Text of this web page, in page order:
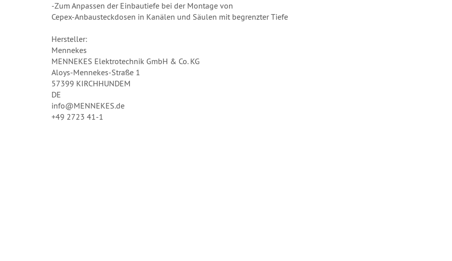
-Zum Anpassen der Einbautiefe bei der Montage von
Cepex-Anbausteckdosen in Kanälen und Säulen mit begrenzter Tiefe
Hersteller:
Mennekes
MENNEKES Elektrotechnik GmbH & Co. KG
Aloys-Mennekes-Straße 1
57399 KIRCHHUNDEM
DE
info@MENNEKES.de
+49 2723 41-1